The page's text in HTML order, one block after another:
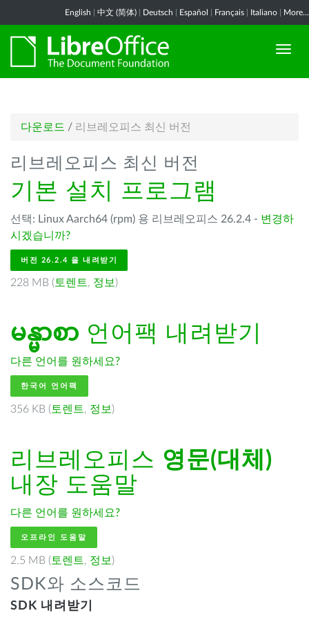
English 中文 (简体) Deutsch Español Français Italiano More...
다운로드 / 리브레오피스 최신 버전
리브레오피스 최신 버전
기본 설치 프로그램
선택: Linux Aarch64 (rpm) 용 리브레오피스 26.2.4 - 변경하
시겠습니까?
버전 26.2.4 을 내려받기
228 MB ( 토렌트, 정보 )
မန္မာစာ 언어팩 내려받기
다른 언어를 원하세요?
한국어 언어팩
356 KB ( 토렌트, 정보 )
리브레오피스 영문(대체)
내장 도움말
다른 언어를 원하세요?
오프라인 도움말
2.5 MB ( 토렌트, 정보 )
SDK와 소스코드
SDK 내려받기